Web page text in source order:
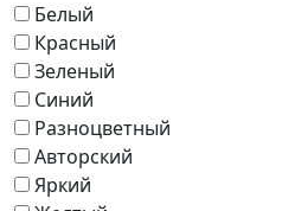
Белый
Красный
Зеленый
Синий
Разноцветный
Авторский
Яркий